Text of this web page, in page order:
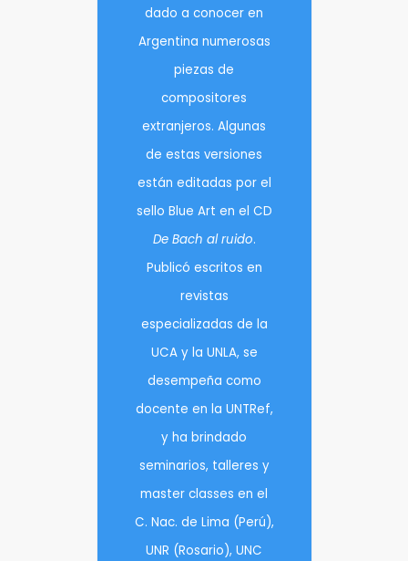
dado a conocer en
Argentina numerosas
piezas de
compositores
extranjeros. Algunas
de estas versiones
están editadas por el
sello Blue Art en el CD
De Bach al ruido.
Publicó escritos en
revistas
especializadas de la
UCA y la UNLA, se
desempeña como
docente en la UNTRef,
y ha brindado
seminarios, talleres y
master classes en el
C. Nac. de Lima (Perú),
UNR (Rosario), UNC